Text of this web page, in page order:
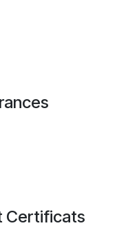
Certificats